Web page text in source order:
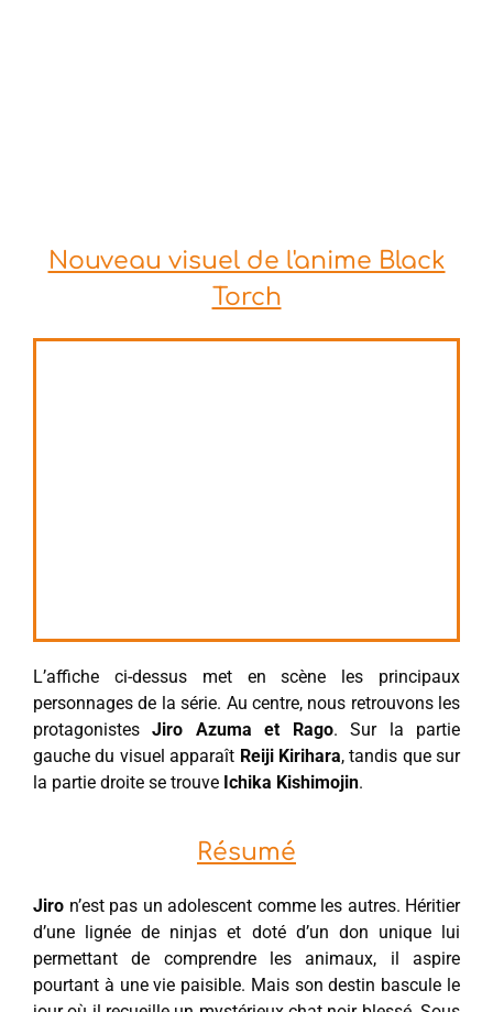
Nouveau visuel de l'anime Black
Torch
L’affiche ci-dessus met en scène les principaux
personnages de la série. Au centre, nous retrouvons les
protagonistesJiro Azuma et Rago. Sur la partie
gauche du visuel apparaît Reiji Kirihara, tandis que sur
la partie droite se trouve Ichika Kishimojin.
Résumé
Jiro n’est pas un adolescent comme les autres. Héritier
d’une lignée de ninjas et doté d’un don unique lui
permettant de comprendre les animaux, il aspire
pourtant à une vie paisible. Mais son destin bascule le